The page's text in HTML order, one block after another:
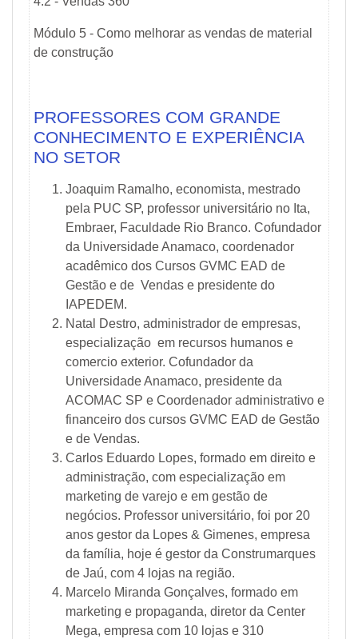
Módulo 5 - Como melhorar as vendas de material
de construção
PROFESSORES COM GRANDE
CONHECIMENTO E EXPERIÊNCIA
NO SETOR
Joaquim Ramalho, economista, mestrado
pela PUC SP, professor universitário no Ita,
Embraer, Faculdade Rio Branco. Cofundador
da Universidade Anamaco, coordenador
acadêmico dos Cursos GVMC EAD de
Gestão e de Vendas e presidente do
IAPEDEM.
Natal Destro, administrador de empresas,
especialização em recursos humanos e
comercio exterior. Cofundador da
Universidade Anamaco, presidente da
ACOMAC SP e Coordenador administrativo e
financeiro dos cursos GVMC EAD de Gestão
e de Vendas.
Carlos Eduardo Lopes, formado em direito e
administração, com especialização em
marketing de varejo e em gestão de
negócios. Professor universitário, foi por 20
anos gestor da Lopes & Gimenes, empresa
da família, hoje é gestor da Construmarques
de Jaú, com 4 lojas na região.
Marcelo Miranda Gonçalves, formado em
marketing e propaganda, diretor da Center
Mega, empresa com 10 lojas e 310